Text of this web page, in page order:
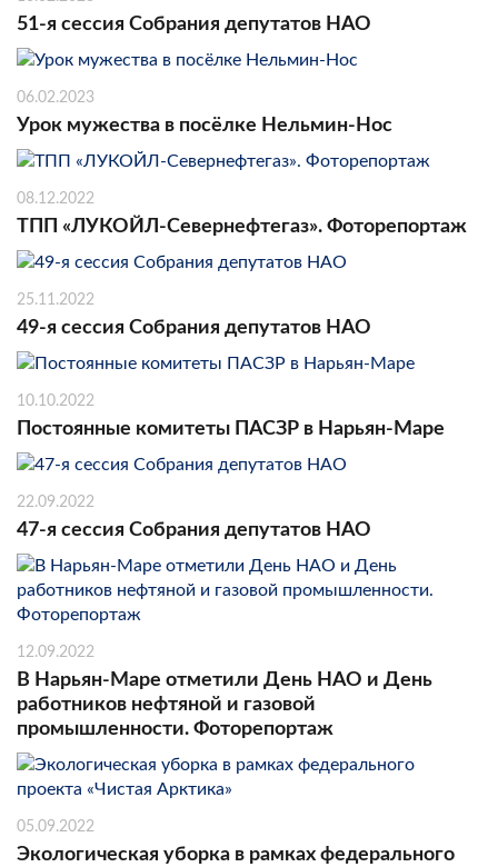
51-я сессия Собрания депутатов НАО
06.02.2023
Урок мужества в посёлке Нельмин-Нос
08.12.2022
ТПП «ЛУКОЙЛ-Севернефтегаз». Фоторепортаж
25.11.2022
49-я сессия Собрания депутатов НАО
10.10.2022
Постоянные комитеты ПАСЗР в Нарьян-Маре
22.09.2022
47-я сессия Собрания депутатов НАО
12.09.2022
В Нарьян-Маре отметили День НАО и День
работников нефтяной и газовой
промышленности. Фоторепортаж
05.09.2022
Экологическая уборка в рамках федерального